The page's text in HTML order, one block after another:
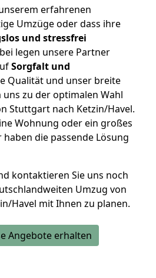
erfahrenen
Umzüge oder dass ihre
und stressfrei
legen unsere Partner
Sorgfalt und
Qualität und unser breite
zu der optimalen Wahl
Stuttgart nach Ketzin/Havel.
Wohnung oder ein großes
die passende Lösung
kontaktieren Sie uns noch
Umzug von
Havel mit Ihnen zu planen.
Angebote erhalten